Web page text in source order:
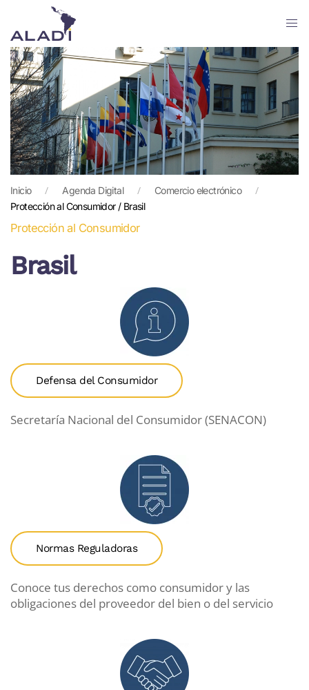
Skip
to
main
content
Inicio Agenda Digital
Comercio electrónico
Protección al Consumidor / Brasil
Protección al Consumidor
Brasil
Defensa del Consumidor
Secretaría Nacional del Consumidor (SENACON)
Normas Reguladoras
Conoce tus derechos como consumidor y las
obligaciones del proveedor del bien o del servicio